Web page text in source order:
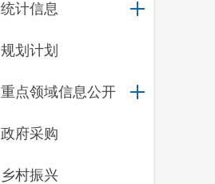
统计信息
规划计划
重点领域信息公开
政府采购
乡村振兴